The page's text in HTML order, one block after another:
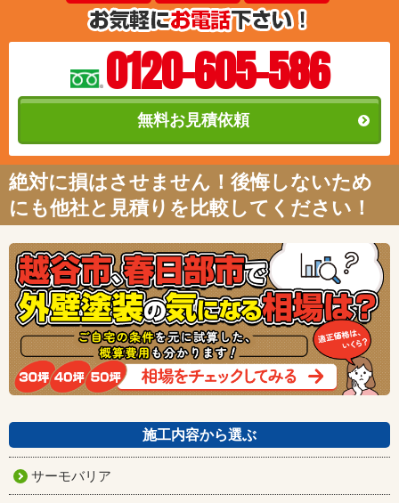
0120-605-586
無料お見積依頼
絶対に損はさせません！後悔しないため
にも他社と見積りを比較してください！
施工内容から選ぶ
サーモバリア